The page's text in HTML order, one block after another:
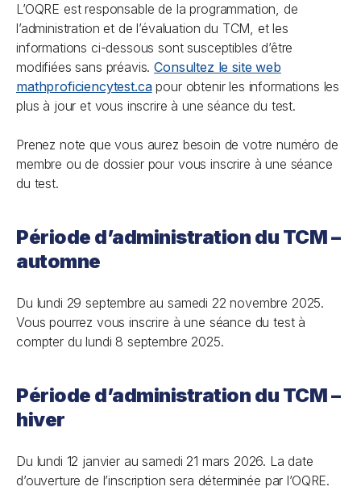
L’OQRE est responsable de la programmation, de
l’administration et de l’évaluation du TCM, et les
informations ci-dessous sont susceptibles d’être
modifiées sans préavis.Consultez le site web
mathproficiencytest.capour obtenir les informations les
plus à jour et vous inscrire à une séance du test.
Prenez note que vous aurez besoin de votre numéro de
membre ou de dossier pour vous inscrire à une séance
du test.
Période d’administration du TCM –
automne
Du lundi 29 septembre au samedi 22 novembre 2025.
Vous pourrez vous inscrire à une séance du test à
compter du lundi 8 septembre 2025.
Période d’administration du TCM –
hiver
Du lundi 12 janvier au samedi 21 mars 2026. La date
d’ouverture de l’inscription sera déterminée par l’OQRE.